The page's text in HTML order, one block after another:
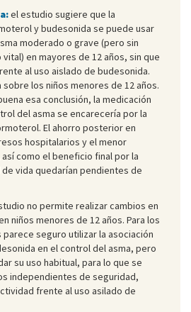
el estudio sugiere que la
y budesonida se puede usar
moderado o grave (pero sin
en mayores de 12 años, sin que
al uso aislado de budesonida.
sobre los niños menores de 12 años.
esa conclusión, la medicación
del asma se encarecería por la
El ahorro posterior en
hospitalarios y el menor
como el beneficio final por la
vida quedarían pendientes de
no permite realizar cambios en
niños menores de 12 años. Para los
parece seguro utilizar la asociación
en el control del asma, pero
su uso habitual, para lo que se
independientes de seguridad,
frente al uso asilado de